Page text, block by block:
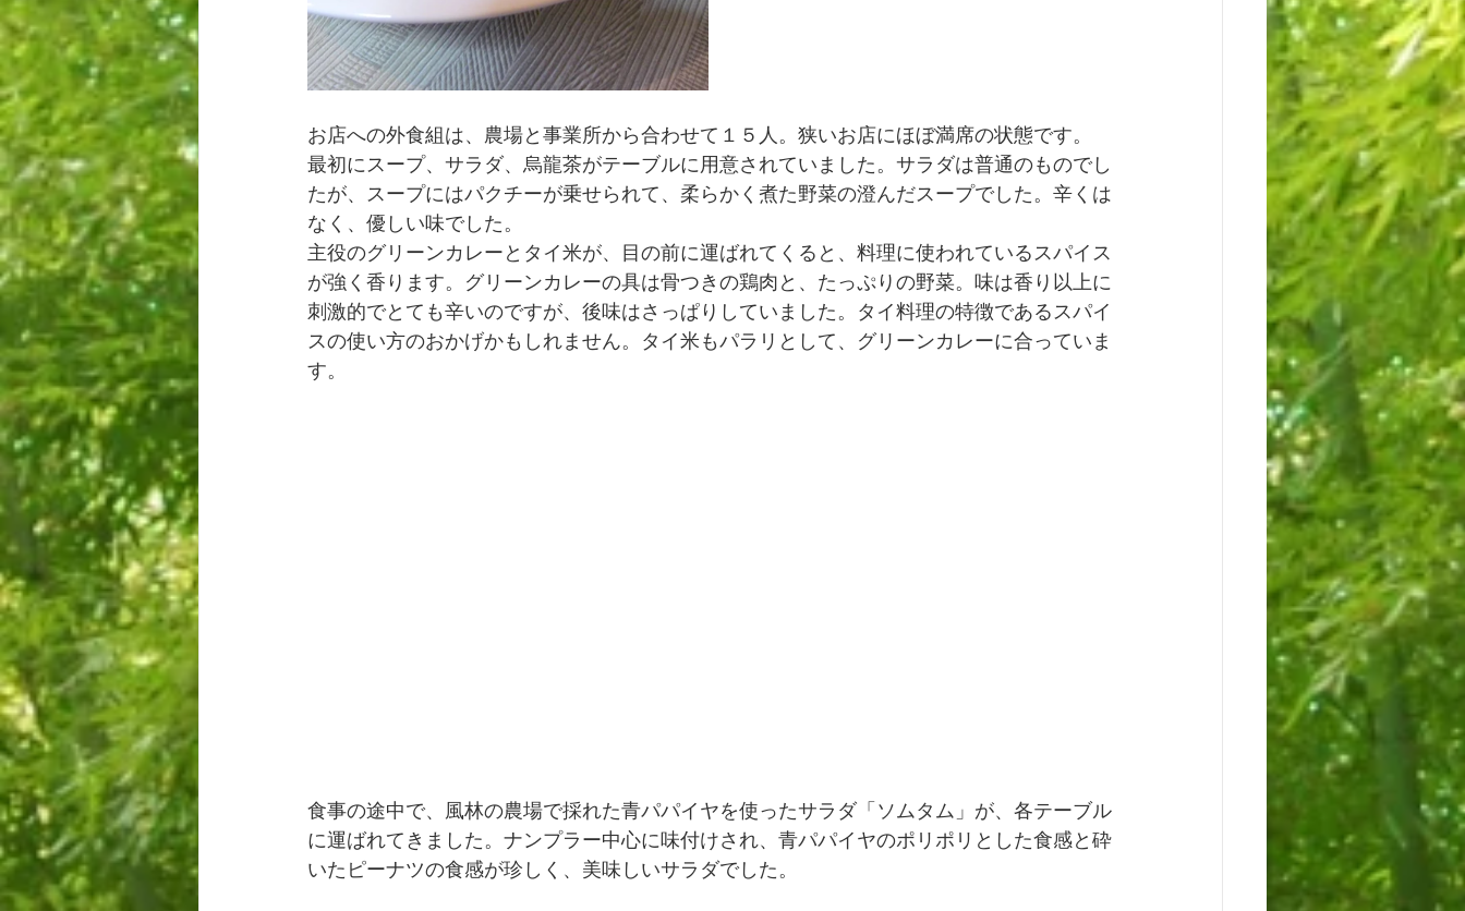
お店への外食組は、農場と事業所から合わせて１５人。狭いお店にほぼ満席の状態です。
最初にスープ、サラダ、烏龍茶がテーブルに用意されていました。サラダは普通のものでし
たが、スープにはパクチーが乗せられて、柔らかく煮た野菜の澄んだスープでした。辛くは
なく、優しい味でした。
主役のグリーンカレーとタイ米が、目の前に運ばれてくると、料理に使われているスパイス
が強く香ります。グリーンカレーの具は骨つきの鶏肉と、たっぷりの野菜。味は香り以上に
刺激的でとても辛いのですが、後味はさっぱりしていました。タイ料理の特徴であるスパイ
スの使い方のおかげかもしれません。タイ米もパラリとして、グリーンカレーに合っていま
す。
食事の途中で、風林の農場で採れた青パパイヤを使ったサラダ「ソムタム」が、各テーブル
に運ばれてきました。ナンプラー中心に味付けされ、青パパイヤのポリポリとした食感と砕
いたピーナツの食感が珍しく、美味しいサラダでした。